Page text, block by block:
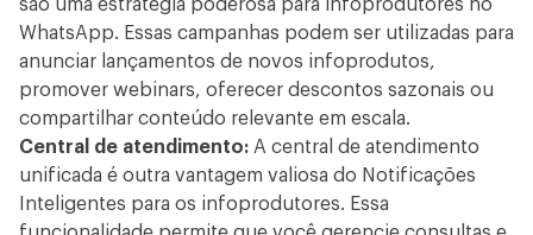
são uma estratégia poderosa para infoprodutores no
WhatsApp. Essas campanhas podem ser utilizadas para
anunciar lançamentos de novos infoprodutos,
promover webinars, oferecer descontos sazonais ou
compartilhar conteúdo relevante em escala.
Central de atendimento: A central de atendimento
unificada é outra vantagem valiosa do Notificações
Inteligentes para os infoprodutores. Essa